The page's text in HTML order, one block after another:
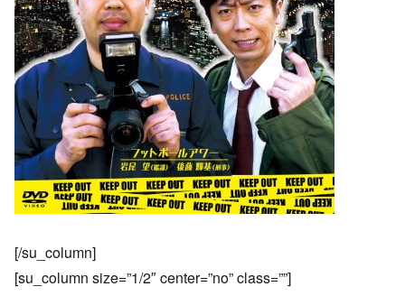
[/su_column]
[su_column size=”1/2″ center=”no” class=””]